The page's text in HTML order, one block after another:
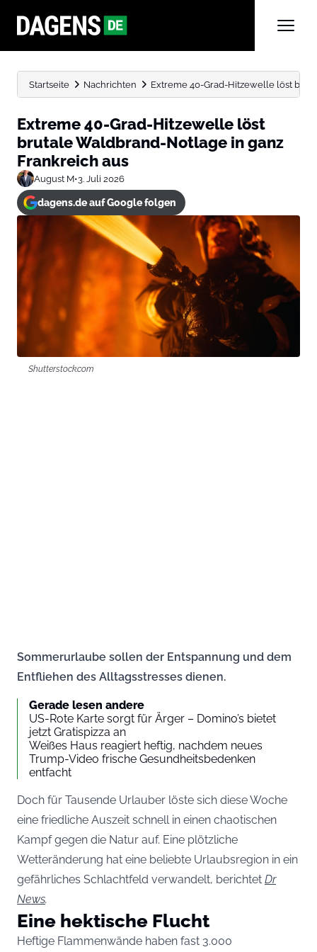
Startseite Nachrichten Extreme 40-Grad-Hitzewelle löst
Extreme 40-Grad-Hitzewelle löst
brutale Waldbrand-Notlage in ganz
Frankreich aus
August M•3. Juli 2026
dagens.de auf Google folgen
Shutterstock.com
Sommerurlaube sollen der Entspannung und dem
Entfliehen des Alltagsstresses dienen.
Gerade lesen andere
US-Rote Karte sorgt für Ärger – Domino’s bietet
jetzt Gratispizza an
Weißes Haus reagiert heftig, nachdem neues
Trump-Video frische Gesundheitsbedenken
entfacht
Doch für Tausende Urlauber löste sich diese Woche
eine friedliche Auszeit schnell in einen chaotischen
Kampf gegen die Natur auf. Eine plötzliche
Wetteränderung hat eine beliebte Urlaubsregion in ein
gefährliches Schlachtfeld verwandelt, berichtet Dr
News.
Eine hektische Flucht
Heftige Flammenwände haben fast 3.000